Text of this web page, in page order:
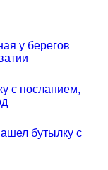
у берегов
с посланием,
бутылку с